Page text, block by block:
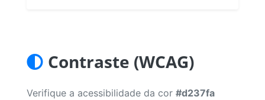
Contraste (WCAG)
Verifique a acessibilidade da cor #d237fa